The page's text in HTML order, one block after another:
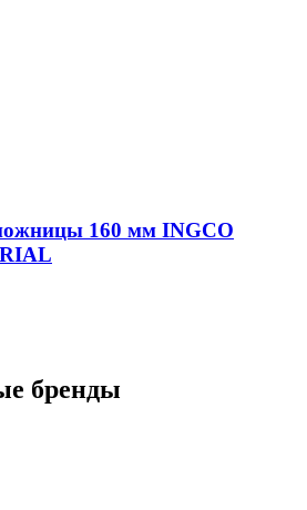
160 мм INGCO
бренды